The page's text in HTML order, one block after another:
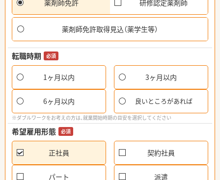
薬剤師免許 研修認定薬剤師
薬剤師免許取得見込（薬学生等）
転職時期 必須
1ヶ月以内 3ヶ月以内
6ヶ月以内 良いところがあれば
※ダブルワークをお考えの方は、就業開始時期の目安を選択してください
希望雇用形態 必須
正社員 契約社員
パート 派遣